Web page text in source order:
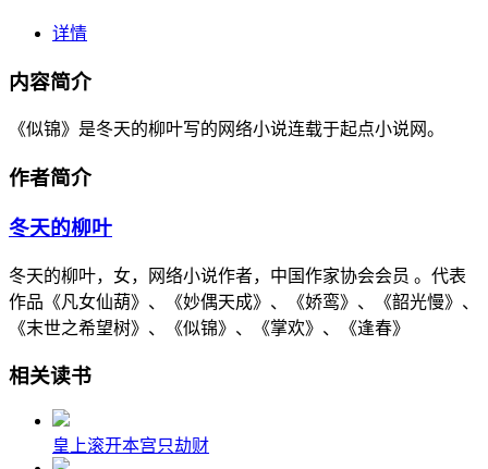
详情
内容简介
《似锦》是冬天的柳叶写的网络小说连载于起点小说网。
作者简介
冬天的柳叶
冬天的柳叶，女，网络小说作者，中国作家协会会员 。代表
作品《凡女仙葫》、《妙偶天成》、《娇鸾》、《韶光慢》、
《末世之希望树》、《似锦》、《掌欢》、《逢春》
相关读书
皇上滚开本宫只劫财